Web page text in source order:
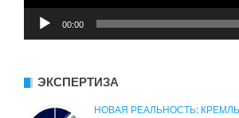
00:00
ЭКСПЕРТИЗА
НОВАЯ РЕАЛЬНОСТЬ: